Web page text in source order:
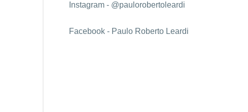
Instagram - @paulorobertoleardi
Facebook - Paulo Roberto Leardi